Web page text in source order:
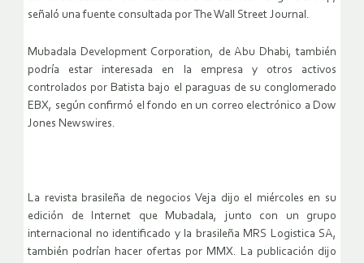
señaló una fuente consultada por The Wall Street Journal.
Mubadala Development Corporation, de Abu Dhabi, también
podría estar interesada en la empresa y otros activos
controlados por Batista bajo el paraguas de su conglomerado
EBX, según confirmó el fondo en un correo electrónico a Dow
Jones Newswires.
La revista brasileña de negocios Veja dijo el miércoles en su
edición de Internet que Mubadala, junto con un grupo
internacional no identificado y la brasileña MRS Logistica SA,
también podrían hacer ofertas por MMX. La publicación dijo